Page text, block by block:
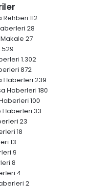
Rehberi 112
28
27
1.302
872
Haberleri 239
Haberleri 180
100
Haberleri 33
23
18
13
9
8
4
2